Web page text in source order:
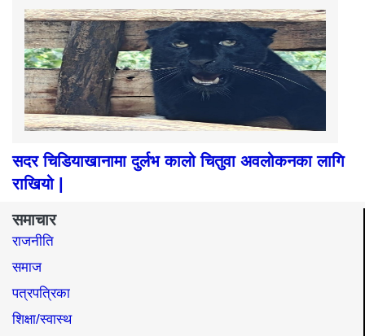
सदर चिडियाखानामा दुर्लभ कालो चितुवा अवलोकनका लागि
राखियो |
समाचार
राजनीति
समाज​
पत्रपत्रिका
शिक्षा/स्वास्थ